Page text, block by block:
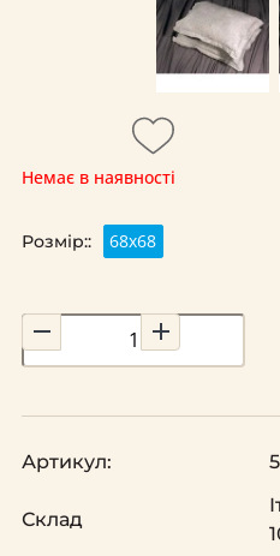
Немає в наявності
Розмір:: 68х68
Артикул:
Склад